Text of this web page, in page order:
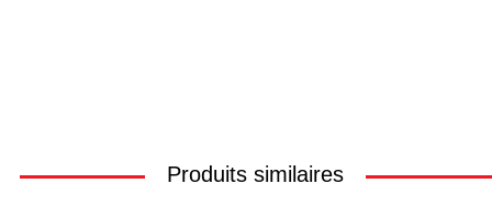
Produits similaires